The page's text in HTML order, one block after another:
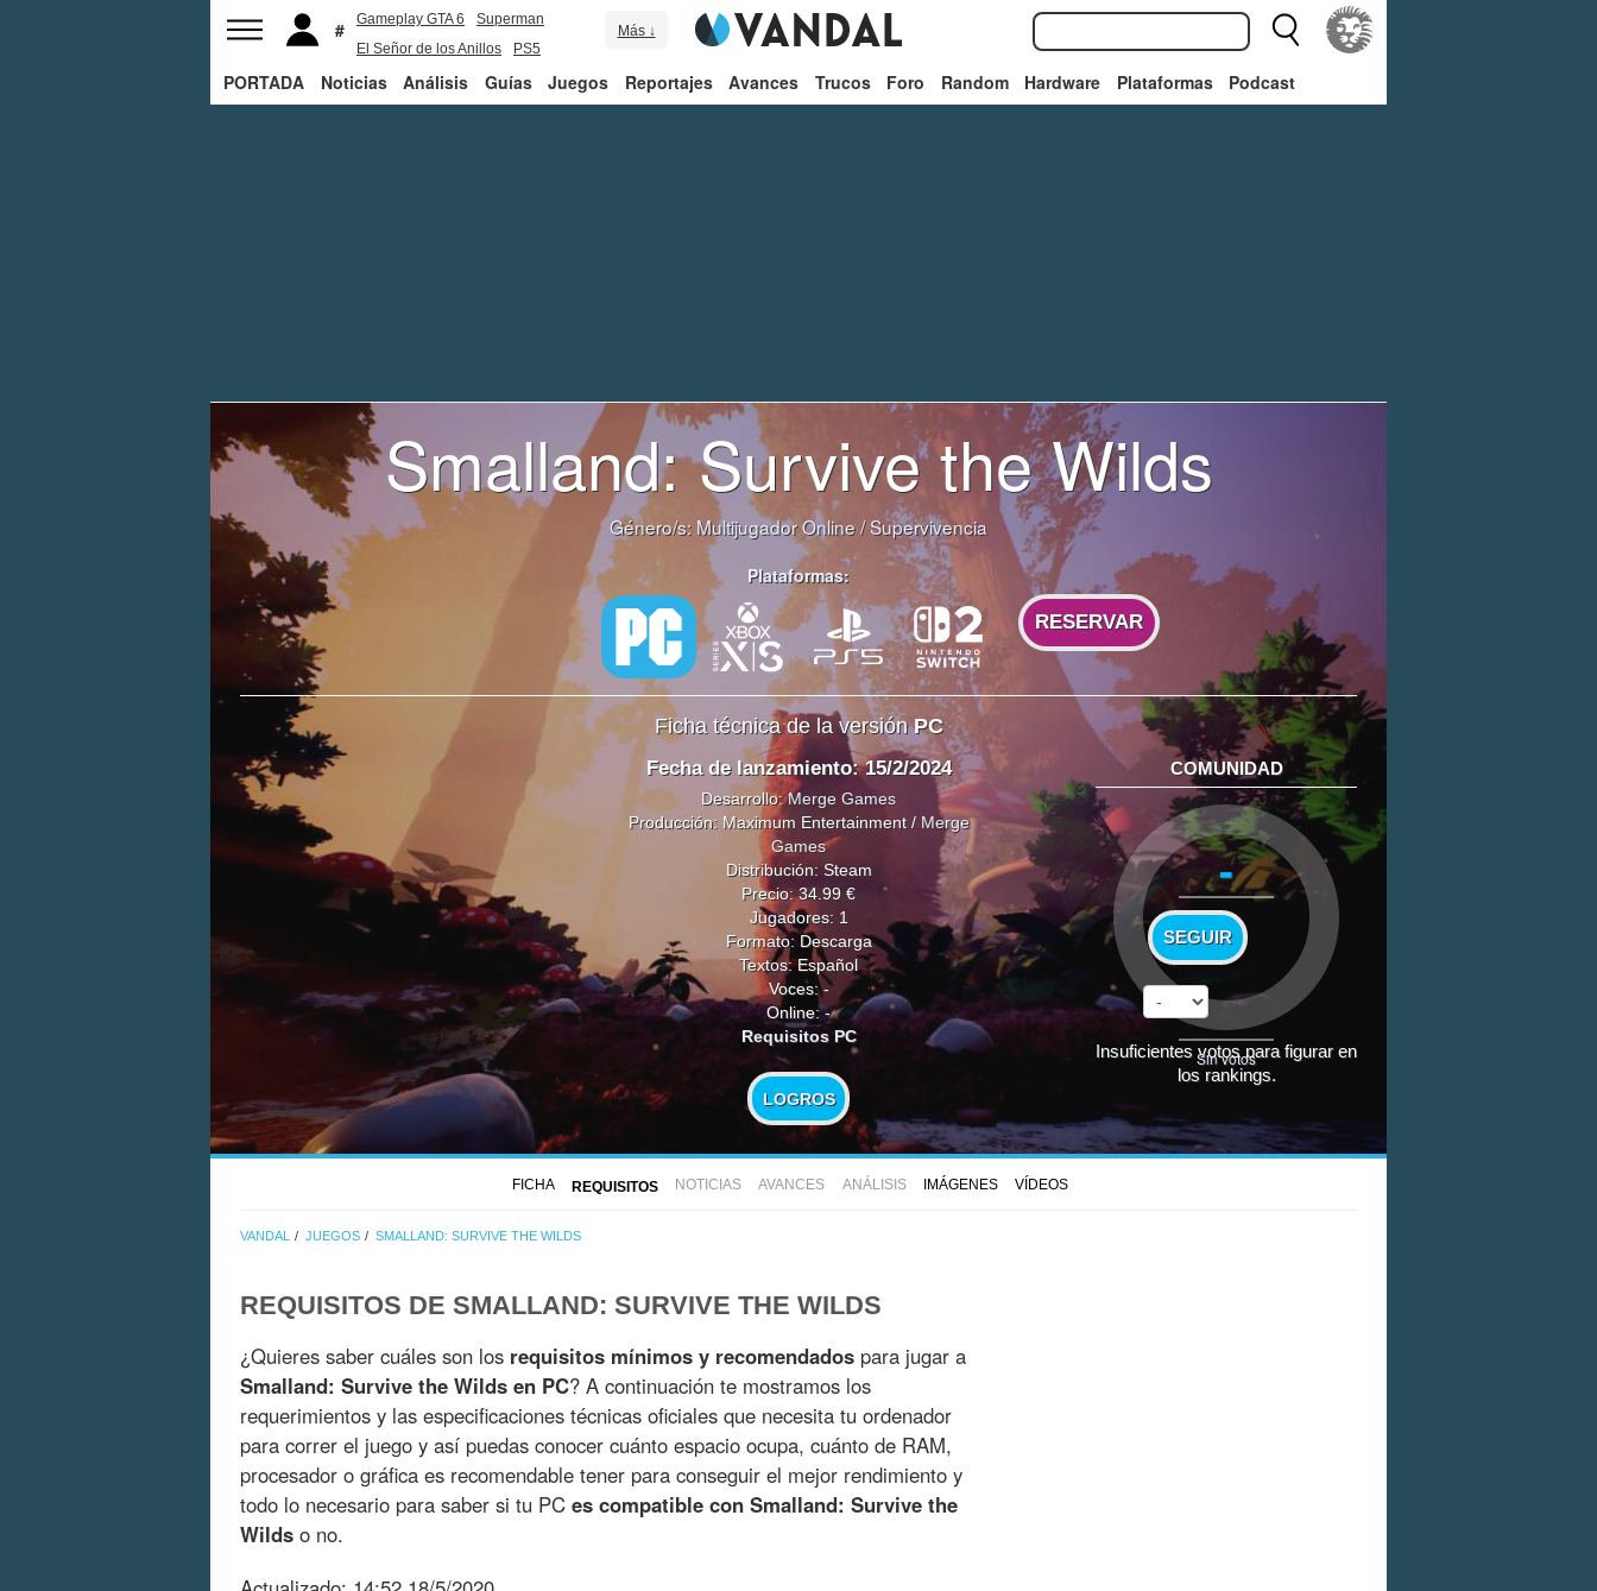
Gameplay GTA 6
Superman
El Señor de los Anillos
PS5
Más ↓
PORTADA Noticias Análisis Guías Juegos Reportajes Avances Trucos Foro Random Hardware Plataformas Podcast
Smalland: Survive the Wilds
Género/s: Multijugador Online/Supervivencia
Plataformas:
RESERVAR
Ficha técnica de la versiónPC
Fecha de lanzamiento: 15/2/2024
Desarrollo:Merge Games
Producción: Maximum Entertainment / Merge
Games
Distribución: Steam
Precio: 34.99 €
Jugadores: 1
Formato: Descarga
Textos: Español
Voces: -
Online: -
Requisitos PC
LOGROS
COMUNIDAD
-
SEGUIR
Sin votos
Insuficientes votos para figurar en
los rankings.
FICHA REQUISITOS NOTICIAS AVANCES ANÁLISIS IMÁGENES VÍDEOS
VANDAL JUEGOS SMALLAND: SURVIVE THE WILDS
REQUISITOS DE SMALLAND: SURVIVE THE WILDS
¿Quieres saber cuáles son los requisitos mínimos y recomendados para jugar a
Smalland: Survive the Wilds en PC? A continuación te mostramos los
requerimientos y las especificaciones técnicas oficiales que necesita tu ordenador
para correr el juego y así puedas conocer cuánto espacio ocupa, cuánto de RAM,
procesador o gráfica es recomendable tener para conseguir el mejor rendimiento y
todo lo necesario para saber si tu PC es compatible con Smalland: Survive the
Wilds o no.